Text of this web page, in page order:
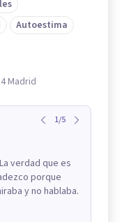
Autoestima
Madrid
1/5
verdad que es
porque
y no hablaba.